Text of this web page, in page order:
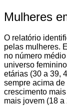
Mulheres
O relatório
pelas mulheres.
no número
universo
etárias (30 a 39,
sempre acima
crescimento
mais jovem (18